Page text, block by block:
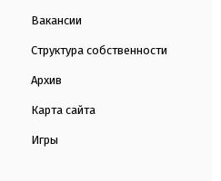
Вакансии
Структура собственности
Архив
Карта сайта
Игры